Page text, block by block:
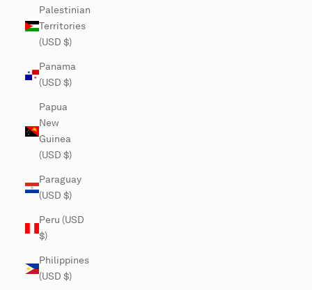
Palestinian
Territories
(USD $)
Panama
(USD $)
Papua
New
Guinea
(USD $)
Paraguay
(USD $)
Peru (USD
$)
Philippines
(USD $)